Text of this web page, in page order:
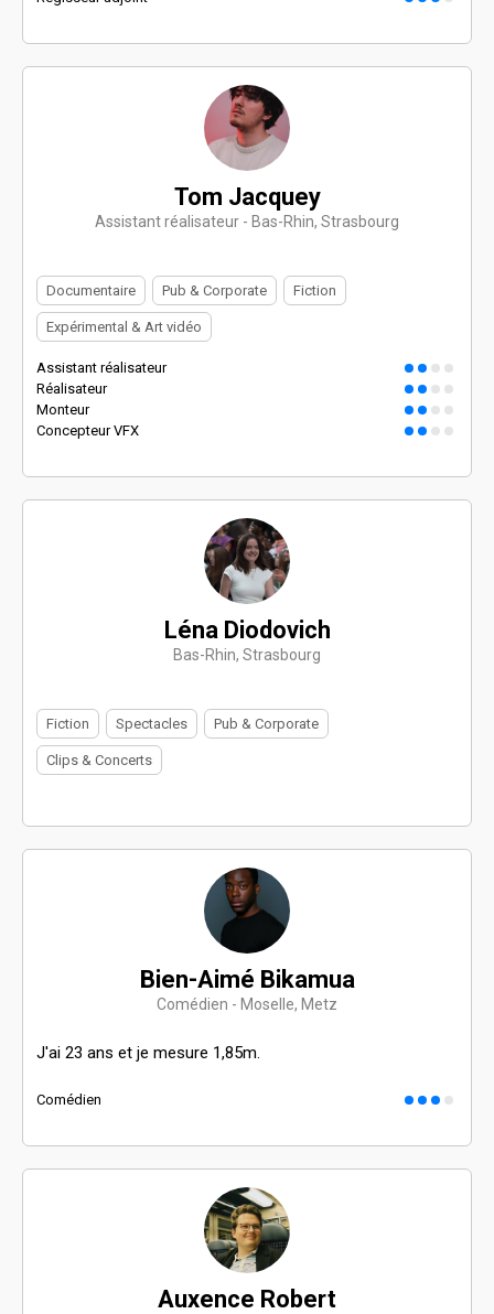
Tom Jacquey
Assistant réalisateur - Bas-Rhin, Strasbourg
Documentaire Pub & Corporate Fiction
Expérimental & Art vidéo
Assistant réalisateur
Réalisateur
Monteur
Concepteur VFX
Léna Diodovich
Bas-Rhin, Strasbourg
Fiction Spectacles Pub & Corporate
Clips & Concerts
Bien-Aimé Bikamua
Comédien - Moselle, Metz
J'ai 23 ans et je mesure 1,85m.
Comédien
Auxence Robert